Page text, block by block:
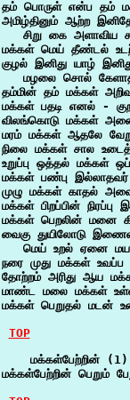
தம் பொருள் என்ப தம்
அமிழ்தினும் ஆற்ற
சிறு கை அளாவிய
மக்கள் மெய் தீண்டல்
குழல் இனிது யாழ்
மழலை சொல்
தம்மின் தம் மக்கள்
மக்கள் பதடி எனல் -
விலங்கொடு மக்கள்
மரம் மக்கள் ஆதலே
நிலை மக்கள் சால
உறுப்பு ஒத்தல் மக்கள்
மக்கள் பண்பு
முழு மக்கள் காதல்
மக்கள் பிறப்பின்
மக்கள் பெறலின் மனை
வைகு துயிலோடு
மெய் உறல் ஏனை
நரை முது மக்கள் உவப்ப
தோற்றம் அரிது ஆய
மாண்ட மலை மக்கள்
மக்கள் பெறுதல் மடன்
TOP
    மக்கள்பேற்றின் (1)
மக்கள்பேற்றின் பெறும்